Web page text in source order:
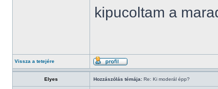
kipucoltam a
Vissza a tetejére
Elyes Hozzászólás témája: Re: Ki moderál épp?